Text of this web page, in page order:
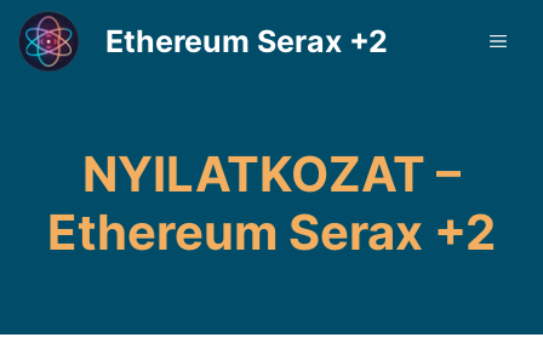
Kilépés
Ethereum Serax +2
NYILATKOZAT –
Ethereum Serax +2